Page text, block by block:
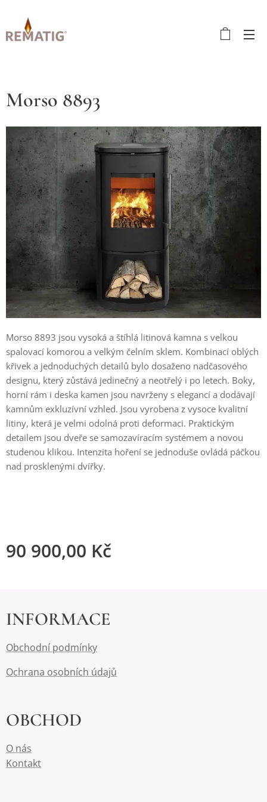
Morso 8893
Morso 8893 jsou vysoká a štíhlá litinová kamna s velkou
spalovací komorou a velkým čelním sklem. Kombinací oblých
křivek a jednoduchých detailů bylo dosaženo nadčasového
designu, který zůstává jedinečný a neotřelý i po letech. Boky,
horní rám i deska kamen jsou navrženy s elegancí a dodávají
kamnům exkluzívní vzhled. Jsou vyrobena z vysoce kvalitní
litiny, která je velmi odolná proti deformaci. Praktickým
detailem jsou dveře se samozavíracím systémem a novou
studenou klikou. Intenzita hoření se jednoduše ovládá páčkou
nad prosklenými dvířky.
90 900,00 Kč
INFORMACE
Obchodní podmínky
Ochrana osobních údajů
OBCHOD
O nás
Kontakt